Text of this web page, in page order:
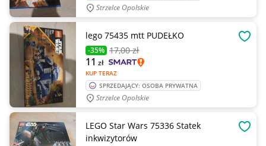
Strzelce Opolskie
lego 75435 mtt PUDEŁKO
-35% 17,00 zł
KUP TERAZ
11 zł
SPRZEDAJĄCY: OSOBA PRYWATNA
Strzelce Opolskie
LEGO Star Wars 75336 Statek
inkwizytorów